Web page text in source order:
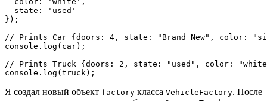
  state: 'used'
});
// Prints Car {doors: 4, state: "Brand New", color:
console.log(car);
// Prints Truck {doors: 2, state: "used", color:
console.log(truck);
Я создал новый объект factory класса VehicleFactory. После